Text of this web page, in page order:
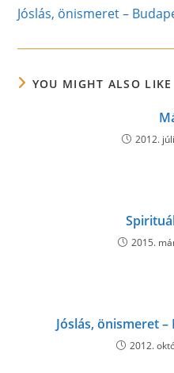
more
articles
Jóslás, önismeret –
YOU MIGHT ALSO LIKE
2012.
2015.
Jóslás, önismeret
2012.